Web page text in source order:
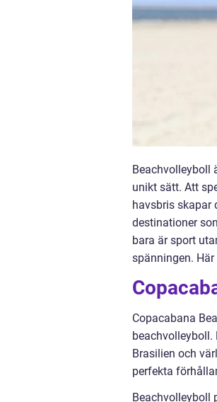
Beachvolleyboll
unikt sätt. Att
havsbris skapar
destinationer
bara är sport
spänningen.
Copacabana
beachvolleyboll.
Brasilien och
perfekta
Beachvolleyboll